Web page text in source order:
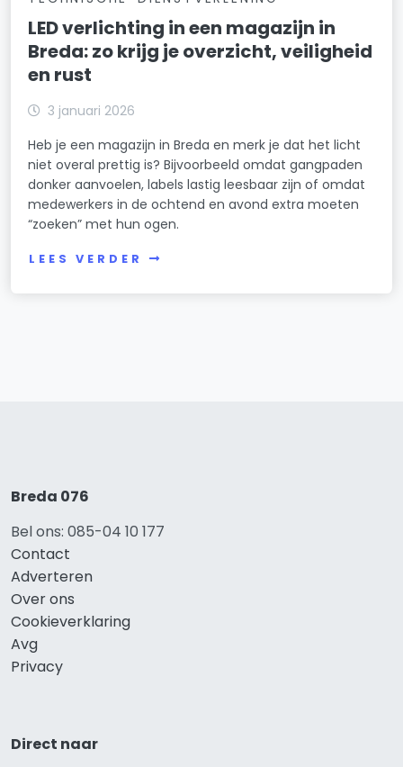
LED verlichting in een magazijn in
Breda: zo krijg je overzicht, veiligheid
en rust
3 januari 2026
Heb je een magazijn in Breda en merk je dat het licht
niet overal prettig is? Bijvoorbeeld omdat gangpaden
donker aanvoelen, labels lastig leesbaar zijn of omdat
medewerkers in de ochtend en avond extra moeten
“zoeken” met hun ogen.
LEES VERDER
Breda 076
Bel ons: 085-04 10 177
Contact
Adverteren
Over ons
Cookieverklaring
Avg
Privacy
Direct naar